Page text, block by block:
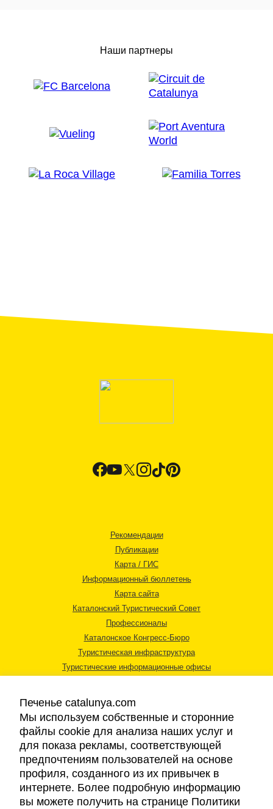
Наши партнеры
Рекомендации
Публикации
Карта / ГИС
Информационный бюллетень
Карта сайта
Каталонский Туристический Совет
Профессионалы
Каталонское Конгресс-Бюро
Туристическая инфраструктура
Туристические информационные офисы
Правовая информация
Cookies
Доступность
Печенье catalunya.com
Мы используем собственные и сторонние
файлы cookie для анализа наших услуг и
для показа рекламы, соответствующей
предпочтениям пользователей на основе
профиля, созданного из их привычек в
интернете. Более подробную информацию
вы можете получить на странице Политики